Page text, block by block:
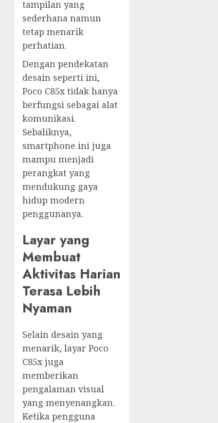
tampilan yang
sederhana namun
tetap menarik
perhatian.
Dengan pendekatan
desain seperti ini,
Poco C85x tidak hanya
berfungsi sebagai alat
komunikasi.
Sebaliknya,
smartphone ini juga
mampu menjadi
perangkat yang
mendukung gaya
hidup modern
penggunanya.
Layar yang
Membuat
Aktivitas Harian
Terasa Lebih
Nyaman
Selain desain yang
menarik, layar Poco
C85x juga
memberikan
pengalaman visual
yang menyenangkan.
Ketika pengguna